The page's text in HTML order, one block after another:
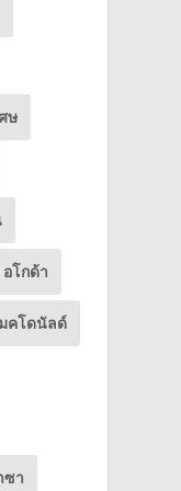
ษ
อโกด้า
คโดนัลด์
ซา